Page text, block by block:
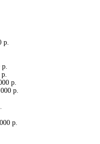
р.
р.
р.
р.
р.
р.